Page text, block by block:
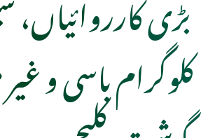
کلوگرام باسی و